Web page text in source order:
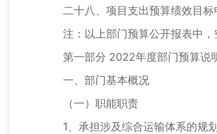
二十八、项目支出预算绩效目标
注：以上部门预算公开报表中，
第一部分 2022年度部门预算说
一、部门基本概况
（一）职能职责
1、承担涉及综合运输体系的规划